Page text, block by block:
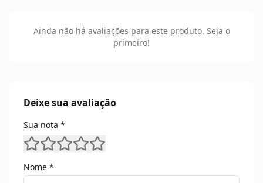
Ainda não há avaliações para este produto. Seja o
primeiro!
Deixe sua avaliação
Sua nota *
Nome *